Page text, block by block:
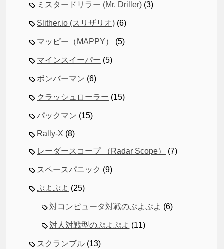
ミスタードリラー (Mr. Driller) (3)
Slither.io (スリザリオ) (6)
マッピー（MAPPY） (5)
マインスイーパー (5)
ボンバーマン (6)
クラッシュローラー (15)
パックマン (15)
Rally-X (8)
レーダースコープ （Radar Scope） (7)
スペースパニック (9)
ぷよぷよ (25)
対コンピュータ対戦のぷよぷよ (6)
対人対戦型のぷよぷよ (11)
スクランブル (13)